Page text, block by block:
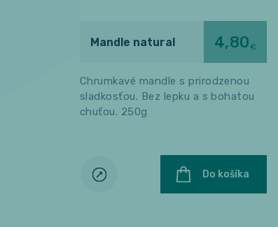
Mandle natural 4,80€
Chrumkavé mandle s prirodzenou
sladkosťou. Bez lepku a s bohatou
chuťou. 250g
Do košíka